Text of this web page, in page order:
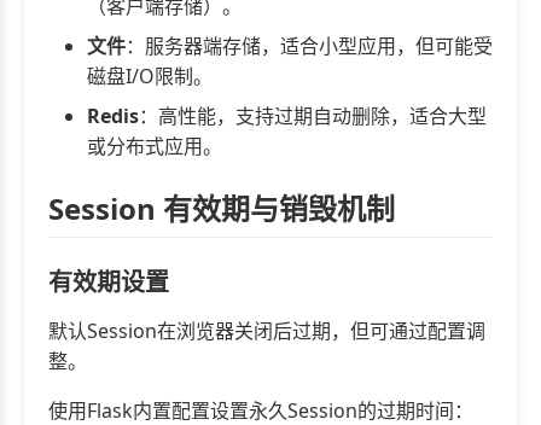
（客户端存储）。
文件：服务器端存储，适合小型应用，但可能受
磁盘I/O限制。
Redis：高性能，支持过期自动删除，适合大型
或分布式应用。
Session 有效期与销毁机制
有效期设置
默认Session在浏览器关闭后过期，但可通过配置调
整。
使用Flask内置配置设置永久Session的过期时间：